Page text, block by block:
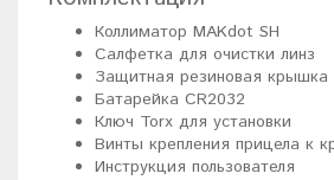
Коллиматор MAKdot SH
Салфетка для очистки линз
Защитная резиновая крышка
Батарейка CR2032
Ключ Torx для установки
Винты крепления прицела к
Инструкция пользователя